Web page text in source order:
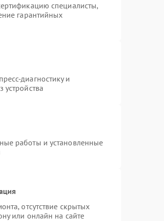
специалисты,
гарантийных
диагностику и
работы и установленные
отсутствие скрытых
или онлайн на сайте